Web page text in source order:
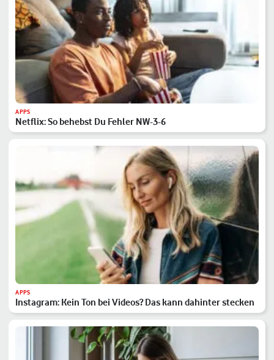
APPS
Netflix: So behebst Du Fehler NW-3-6
APPS
Instagram: Kein Ton bei Videos? Das kann dahinter stecken